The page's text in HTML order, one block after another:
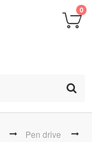
0
Pen drive